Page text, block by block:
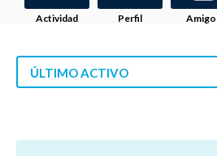
Actividad Perfil
ÚLTIMO ACTIVO